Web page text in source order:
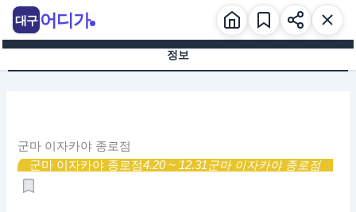
츠
정보
군마 이자카야 종로점
군마 이자카야 종로점4.20 ~ 12.31군마 이자카야 종로점
대구 어디가